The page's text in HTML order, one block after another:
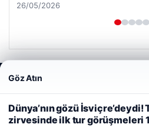
29/04/2026
Web sitemizi nasıl kullandığınızı
deneyiminizi kişiselleştirmek ve
kullanıyoruz.
Çerez Politikamız
Reddet Kabul Et
Göz Atın
Dünya’nın gözü
zirvesinde ilk tur görüşmeleri